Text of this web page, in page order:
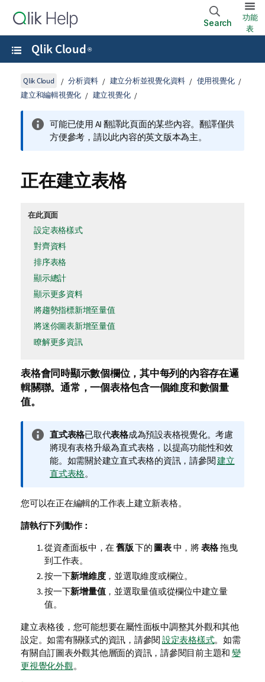
Search
功能
表
Qlik Cloud ®
Qlik Cloud 分析資料 建立分析並視覺化資料
使用視覺化
建立和編輯視覺化
建立視覺化
可能已使用 AI 翻譯此頁面的某些內容。翻譯僅供
方便參考，請以此內容的英文版本為主。
正在建立表格
在此頁面
設定表格樣式
對齊資料
排序表格
顯示總計
顯示更多資料
將趨勢指標新增至量值
將迷你圖表新增至量值
瞭解更多資訊
表格會同時顯示數個欄位，其中每列的內容存在邏
輯關聯。通常，一個表格包含一個維度和數個量
值。
資
訊
備
註
直式表格已取代表格成為預設表格視覺化。考慮
將現有表格升級為直式表格，以提高功能性和效
能。 如需關於建立直式表格的資訊，請參閱建立
直式表格。
您可以在正在編輯的工作表上建立新表格。
請執行下列動作：
從資產面板中，在 舊版下的 圖表中，將表格拖曳
到工作表。
按一下新增維度，並選取維度或欄位。
按一下新增量值，並選取量值或從欄位中建立量
值。
建立表格後，您可能想要在屬性面板中調整其外觀和其他
設定。如需有關樣式的資訊，請參閱 設定表格樣式。如需
有關自訂圖表外觀其他層面的資訊，請參閱目前主題和 變
更視覺化外觀。